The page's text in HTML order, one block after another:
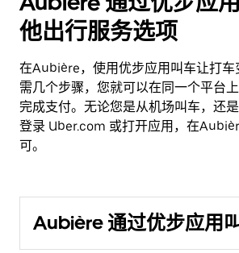
他出行服务选项
在Aubière，使用优步应用叫车让打车
需几个步骤，您就可以在同一个平台
完成支付。无论您是从机场叫车，还
登录 Uber.com 或打开应用，在
可。
Aubière 通过优步应用